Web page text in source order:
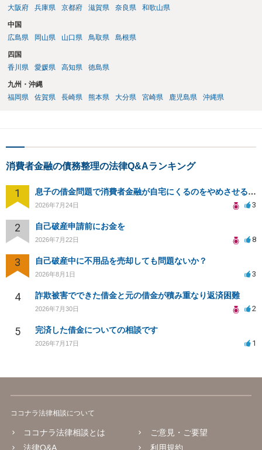
大阪府
兵庫県 京都府 滋賀県 奈良県 和歌山県
中国
広島県
岡山県 山口県 鳥取県 島根県
四国
香川県
愛媛県 高知県 徳島県
九州・沖縄
福岡県
佐賀県 長崎県 熊本県 大分県 宮崎県 鹿児島県 沖縄県
消費者金融の債務整理の法律Q&Aランキング
1 息子の借金問題で消費者金融が自宅にくるのをやめさせる方法はないですか？
2026年7月24日 3
2 自己破産申請前にお金を
2026年7月22日 8
3 自己破産中に不用品を売却しても問題ないか？
2026年8月1日 3
4 詐欺被害でできた借金と元の借金が積み重なり返済困難
2026年7月30日 2
5 完済した借金についての相談です
2026年7月17日 1
ココナラ法律相談について
ココナラ法律相談とは
法律Q&A
ご意見・ご要望
利用規約